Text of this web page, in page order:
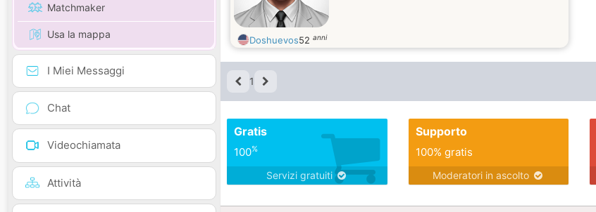
Matchmaker
Usa la mappa
I Miei Messaggi
Chat
Videochiamata
Attività
Doshuevos52 anni
1
Gratis
100%
Servizi gratuiti
Supporto
100% gratis
Moderatori in ascolto